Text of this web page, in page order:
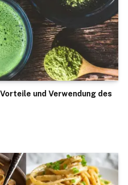
und Verwendung des